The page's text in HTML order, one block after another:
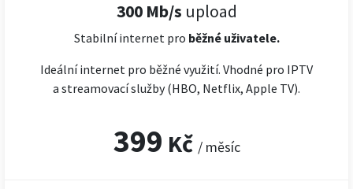
300 Mb/s upload
Stabilní internet pro běžné uživatele.
Ideální internet pro běžné využití. Vhodné pro IPTV
a streamovací služby (HBO, Netflix, Apple TV).
399 Kč / měsíc